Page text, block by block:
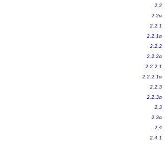
2,2
2.2a
2.2.1
2.2.1a
2.2.2
2.2.2a
2.2.2.1
2.2.2.1a
2.2.3
2.2.3a
2,3
2.3a
2,4
2.4.1